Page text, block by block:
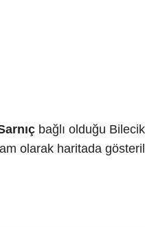
bağlı olduğu
olarak haritada